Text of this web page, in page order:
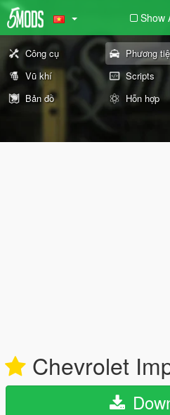
Show
Công cụ Phương
Vũ khí
Scripts
Bản đồ
Hỗn hợp
Chevrolet